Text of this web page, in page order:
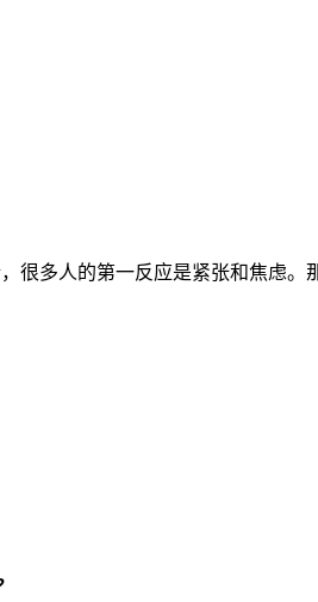
很多人的第一反应是紧张和焦虑。